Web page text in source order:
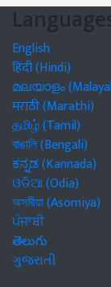
Languages
English
हिंदी (Hindi)
മലയാളം
मराठी (Marathi)
தமிழ் (Tamil)
বাঙালি (Bengali)
ಕನ್ನಡ (Kannada)
ଓଡିଆ (Odia)
অসমীয়া (Asomiya)
ਪੰਜਾਬੀ
తెలుగు
ગુજરાતી